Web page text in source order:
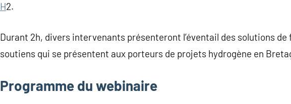
H2.
Durant 2h, divers intervenants présenteront l’éventail des solutions
soutiens qui se présentent aux porteurs de projets hydrogène en
Programme du webinaire